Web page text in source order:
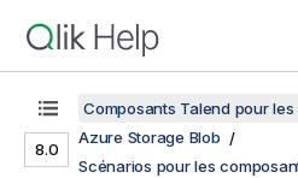
8.0
Composants Talend pour les
Azure Storage Blob
Scénarios pour les